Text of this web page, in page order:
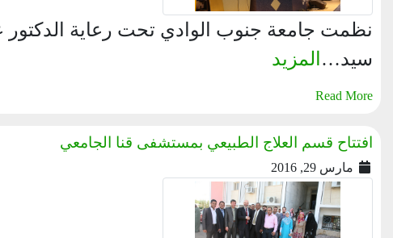
نظمت جامعة جنوب الوادي تحت رعاية
سيد… المزيد
Read More
افتتاح قسم العلاج الطبيعي بمستشفى قنا الجامعي
مارس 29, 2016